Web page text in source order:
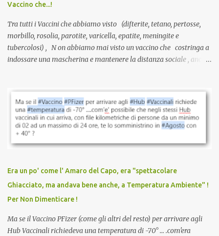
L’unico atto richiesto è una fi...
Vaccino che...!
Tra tutti i Vaccini che abbiamo visto (difterite, tetano, pertosse,
morbillo, rosolia, parotite, varicella, epatite, meningite e
tubercolosi) , N on abbiamo mai visto un vaccino che costringa a
indossare una mascherina e mantenere la distanza sociale , anche
sconti, incentivi per vaccinarsi. Non avevamo mai visto
discriminazioni per coloro che non l’hanno fatto. Se non sei stato
vaccinato, nessuno aveva prima cercato di farti sentire una
persona cattiva. Non avevamo mai visto un vaccino che minacci le
vaccino usato per minacciare i mezzi di sussistenza, il lavoro o la
scuola. Non avevamo mai visto un vaccino che permettesse a un
dodicenne di ignorare il consenso dei genitori. Dopo tutti i vaccini
che abbiamo elencato sopra...
Era un po' come l' Amaro del Capo, era "spettacolare
Ghiacciato, ma andava bene anche, a Temperatura Ambiente" !
Per Non Dimenticare !
Ma se il Vaccino PFizer (come gli altri del resto) per arrivare agli
Hub Vaccinali richiedeva una temperatura di -70° ... .com'era